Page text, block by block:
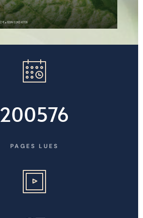
200576
PAGES LUES